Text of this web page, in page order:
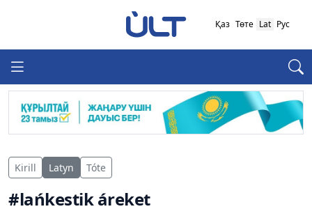
Қаз Төте Lat Рус
Kirill Latyn Tóte
#lańkestik áreket